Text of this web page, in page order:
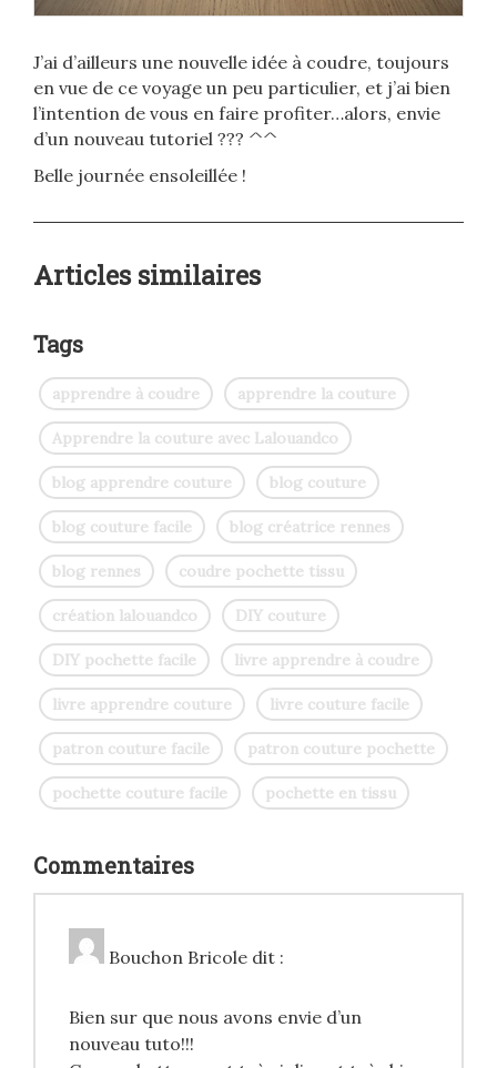
J’ai d’ailleurs une nouvelle idée à coudre, toujours
en vue de ce voyage un peu particulier, et j’ai bien
l’intention de vous en faire profiter…alors, envie
d’un nouveau tutoriel ??? ^^
Belle journée ensoleillée !
Articles similaires
Tags
apprendre à coudre apprendre la couture
Apprendre la couture avec Lalouandco
blog apprendre couture blog couture
blog couture facile blog créatrice rennes
blog rennes coudre pochette tissu
création lalouandco DIY couture
DIY pochette facile livre apprendre à coudre
livre apprendre couture livre couture facile
patron couture facile patron couture pochette
pochette couture facile pochette en tissu
Commentaires
Bouchon Bricole dit :
Bien sur que nous avons envie d’un
nouveau tuto!!!